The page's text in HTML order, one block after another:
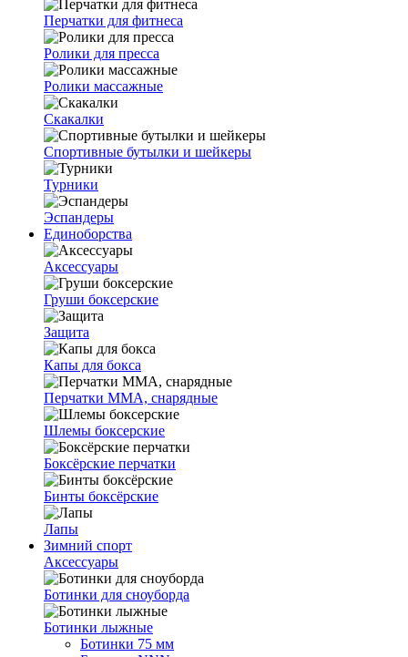
Перчатки для фитнеса
Ролики для пресса
Ролики массажные
Скакалки
Спортивные бутылки и шейкеры
Турники
Эспандеры
Единоборства
Аксессуары
Груши боксерские
Защита
Капы для бокса
Перчатки ММА, снарядные
Шлемы боксерские
Боксёрские перчатки
Бинты боксёрские
Лапы
Зимний спорт
Аксессуары
Ботинки для сноуборда
Ботинки лыжные
Ботинки 75 мм